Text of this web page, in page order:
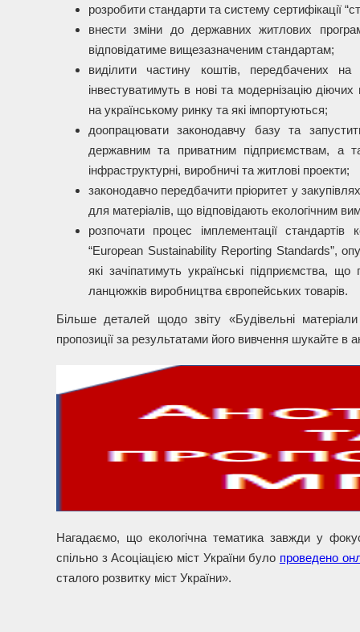
розробити стандарти та систему сертифікації
внести зміни до державних житлових
відповідатиме вищезазначеним стандартам;
виділити частину коштів, передбачених на
інвестуватимуть в нові та модернізацію
на українському ринку та які імпортуються;
доопрацювати законодавчу базу та
державним та приватним підприємствам, а
інфраструктурні, виробничі та житлові проекти;
законодавчо передбачити пріоритет у
для матеріалів, що відповідають екологічним
розпочати процес імплементації стандартів
“European Sustainability Reporting Standards”,
які зачіпатимуть українські підприємства,
ланцюжків виробництва європейських товарів.
Більше деталей щодо звіту «Будівельні
пропозиції за результатами його вивчення шукайте в
Нагадаємо, що екологічна тематика завжди у
спільно з Асоціацією міст України було проведено
сталого розвитку міст України».